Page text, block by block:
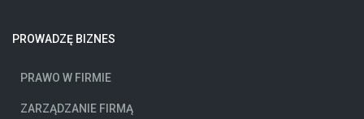
PROWADZĘ BIZNES
PRAWO W FIRMIE
ZARZĄDZANIE FIRMĄ